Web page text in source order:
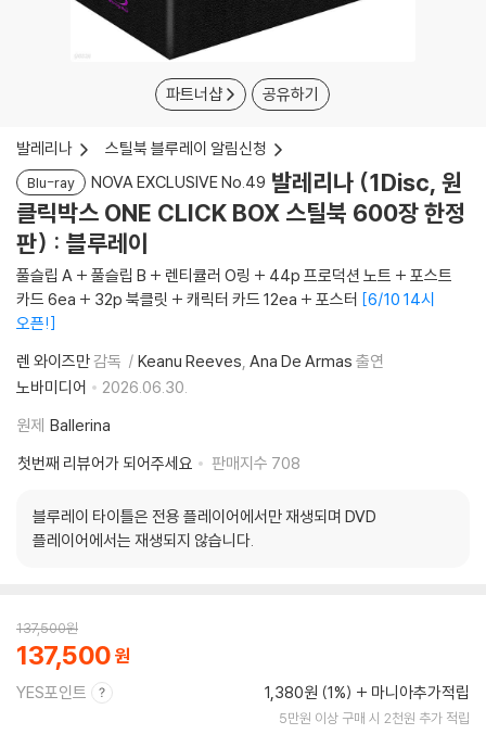
파트너샵 공유하기
발레리나 스틸북 블루레이 알림신청
Blu-ray NOVA EXCLUSIVE No.49 발레리나 (1Disc, 원
클릭박스 ONE CLICK BOX 스틸북 600장 한정
판) : 블루레이
풀슬립 A + 풀슬립 B + 렌티큘러 O링 + 44p 프로덕션 노트 + 포스트
카드 6ea + 32p 북클릿 + 캐릭터 카드 12ea + 포스터 6/10 14시
오픈!
렌 와이즈만감독 Keanu Reeves Ana De Armas 출연
노바미디어
2026.06.30.
원제 Ballerina
첫번째 리뷰어가 되어주세요
판매지수 708
블루레이 타이틀은 전용 플레이어에서만 재생되며 DVD
플레이어에서는 재생되지 않습니다.
137,500원
137,500
YES포인트 1,380원 (1%) 마니아추가적립
5만원 이상 구매 시 2천원 추가 적립